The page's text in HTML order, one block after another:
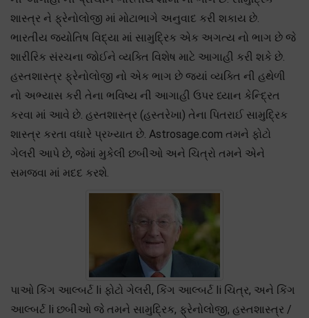
શાસ્ત્ર ને ફ્રેનોલોજી માં મોટાભાગે અનુવાદ કરી શકાય છે.
ભારતીય જ્યોતિષ વિદ્યા માં સામુદ્રિક એક અગત્ય નો ભાગ છે જે
શારીરિક સંરચના જોઈને વ્યક્તિ વિશેષ માટે આગાહી કરી શકે છે.
હસ્તશાસ્ત્ર ફ્રેનોલોજી નો એક ભાગ છે જ્યાં વ્યક્તિ ની હથેળી
નો અભ્યાસ કરી તેના ભવિષ્ય ની આગાહી ઉપર ધ્યાન કેન્દ્રિત
કરવા માં આવે છે. હસ્તશાસ્ત્ર (હસ્તરેખા) તેના પિતરાઈ સામુદ્રિક
શાસ્ત્ર કરતા વધારે પ્રખ્યાત છે. Astrosage.com તમને ફોટો
ગેલરી આપે છે, જેમાં મુકેલી છબીઓ અને ચિત્રો તમને એને
સમજવા માં મદદ કરશે.
પાઓ કિંગ આલ્બર્ટ Ii ફોટો ગેલરી, કિંગ આલ્બર્ટ Ii ચિત્ર, અને કિંગ
આલ્બર્ટ Ii છબીઓ જે તમને સામુદ્રિક, ફ્રેનોલોજી, હસ્તશાસ્ત્ર /